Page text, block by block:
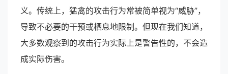
义。传统上，猛禽的攻击行为常被简单视为“威胁”，
导致不必要的干预或栖息地限制。但现在我们知道，
大多数观察到的攻击行为实际上是警告性的，不会造
成实际伤害。